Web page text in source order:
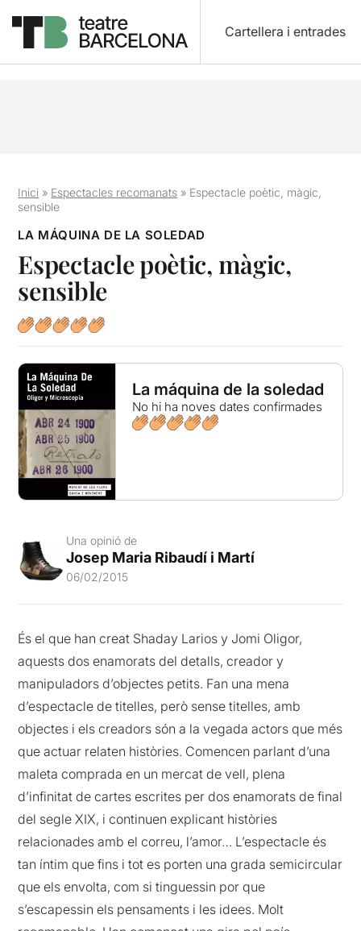
Cartellera i entrades
Inici » Espectacles recomanats » Espectacle poètic, màgic,
sensible
LA MÁQUINA DE LA SOLEDAD
Espectacle poètic, màgic,
sensible
La máquina de la soledad
No hi ha noves dates confirmades
Una opinió de
Josep Maria Ribaudí i Martí
06/02/2015
És el que han creat Shaday Larios y Jomi Oligor,
aquests dos enamorats del detalls, creador y
manipuladors d’objectes petits. Fan una mena
d’espectacle de titelles, però sense titelles, amb
objectes i els creadors són a la vegada actors que més
que actuar relaten històries. Comencen parlant d’una
maleta comprada en un mercat de vell, plena
d’infinitat de cartes escrites per dos enamorats de final
del segle XIX, i continuen explicant històries
relacionades amb el correu, l’amor… L’espectacle és
tan íntim que fins i tot es porten una grada semicircular
que els envolta, com si tinguessin por que
s’escapessin els pensaments i les idees. Molt